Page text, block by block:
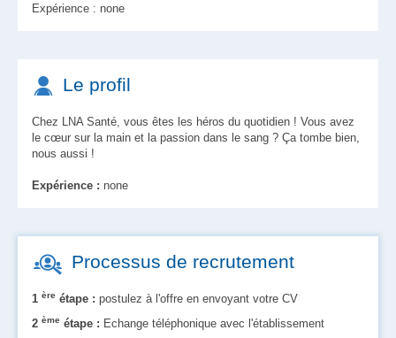
Expérience : none
Le profil
Chez LNA Santé, vous êtes les héros du quotidien ! Vous avez
le cœur sur la main et la passion dans le sang ? Ça tombe bien,
nous aussi !
Expérience : none
Processus de recrutement
1 ère étape : postulez à l'offre en envoyant votre CV
2 ème étape : Echange téléphonique avec l'établissement